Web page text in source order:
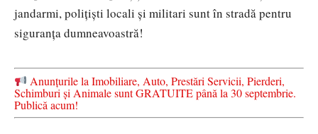
jandarmi, polițiști locali și militari sunt în stradă pentru
siguranța dumneavoastră!
Anunțurile la Imobiliare, Auto, Prestări Servicii, Pierderi,
Schimburi și Animale sunt GRATUITE până la 30 septembrie.
Publică acum!